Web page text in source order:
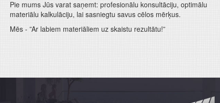
Pie mums Jūs varat saņemt: profesionālu konsultāciju, optimālu
materiālu kalkulāciju, lai sasniegtu savus cēlos mērķus.
Mēs - ”Ar labiem materiāliem uz skaistu rezultātu!”